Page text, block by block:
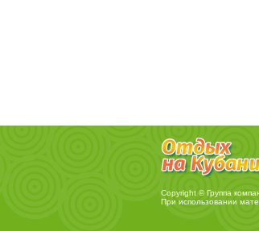
Copyright © Группа
При использовании